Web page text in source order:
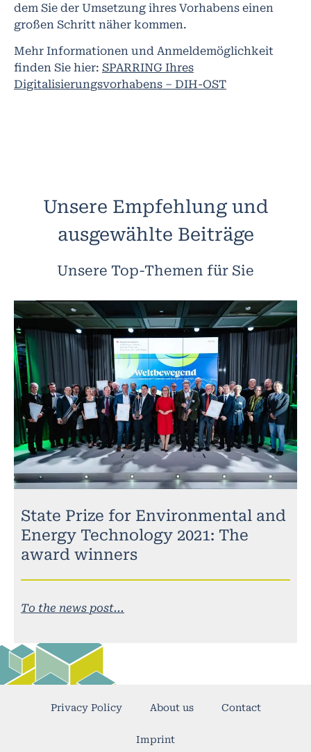
dem Sie der Umsetzung ihres Vorhabens einen
großen Schritt näher kommen.
Mehr Informationen und Anmeldemöglichkeit
finden Sie hier: SPARRING Ihres
Digitalisierungsvorhabens – DIH-OST
Unsere Empfehlung und
ausgewählte Beiträge
Unsere Top-Themen für Sie
State Prize for Environmental and
Energy Technology 2021: The
award winners
To the news post...
Privacy Policy About us Contact
Imprint